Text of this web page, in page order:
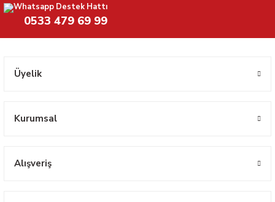
Whatsapp Destek Hattı
0533 479 69 99
Üyelik
Kurumsal
Alışveriş